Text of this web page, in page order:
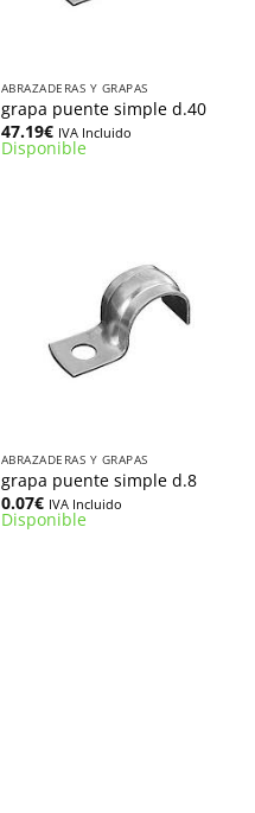
ABRAZADERAS Y GRAPAS
grapa puente simple d.40
47.19€ IVA Incluido
Disponible
ABRAZADERAS Y GRAPAS
grapa puente simple d.8
0.07€ IVA Incluido
Disponible